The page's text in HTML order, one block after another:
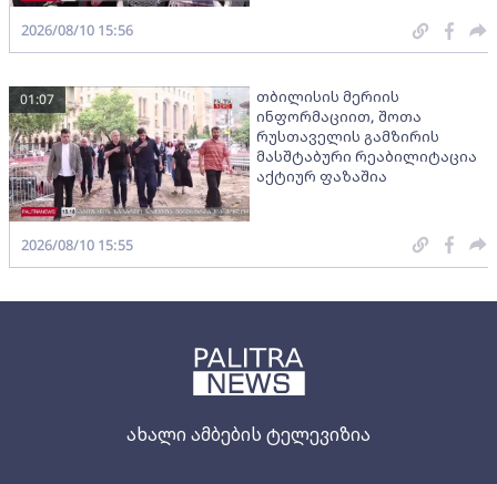
ახალი ამბების ტელევიზია
2026/08/10 15:56
თბილისის მერიის
ინფორმაციით, შოთა
რუსთაველის გამზირის
მასშტაბური რეაბილიტაცია
აქტიურ ფაზაშია
01:07
2026/08/10 15:55